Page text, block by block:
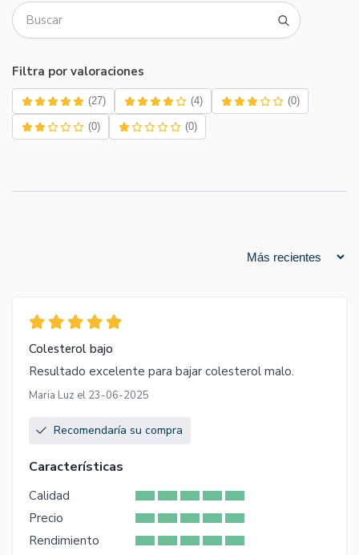
Filtra por valoraciones
(27) (4) (0)
(0) (0)
Colesterol bajo
Resultado excelente para bajar colesterol malo.
Maria Luz el 23-06-2025
Recomendaría su compra
Características
Calidad
Precio
Rendimiento